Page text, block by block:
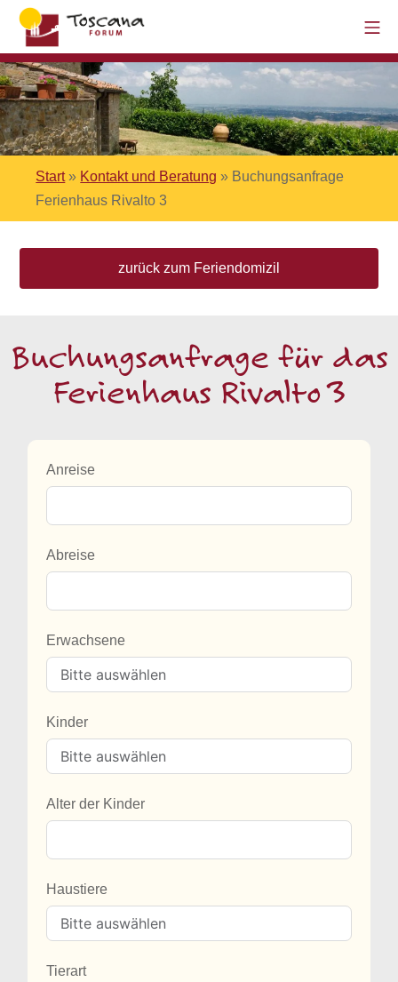
Start» Kontakt und Beratung » Buchungsanfrage
Ferienhaus Rivalto 3
zurück zum Feriendomizil
Buchungsanfrage für das
Ferienhaus Rivalto 3
Anreise
Abreise
Erwachsene
Kinder
Alter der Kinder
Haustiere
Tierart